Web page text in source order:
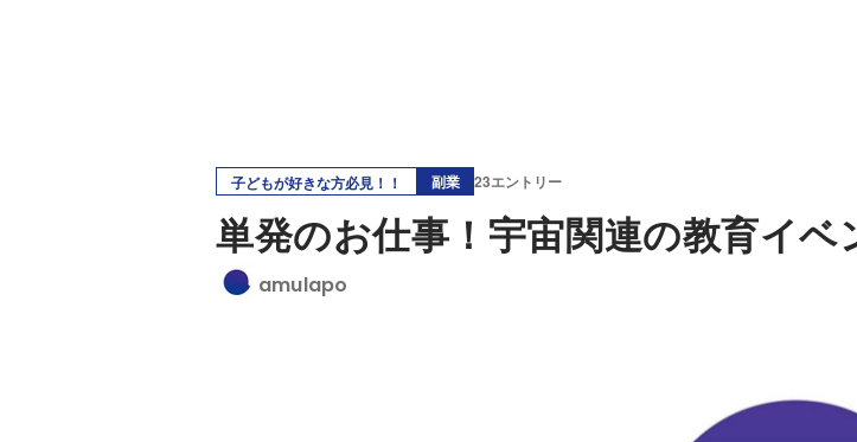
子どもが好きな方必見！！ 副業 23エントリー
単発のお仕事！宇宙関連の教育イベ
amulapo